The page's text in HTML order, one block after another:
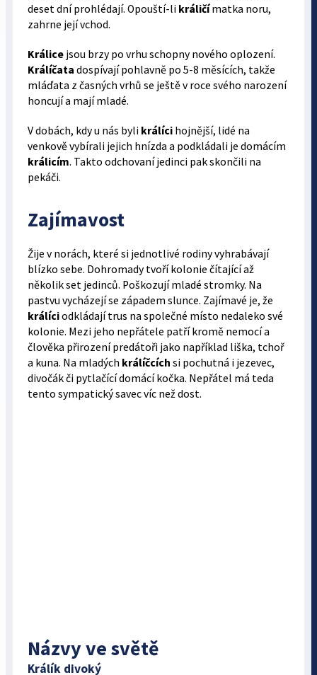
deset dní prohlédají. Opouští-li králičímatka noru,
zahrne její vchod.
Králicejsou brzy po vrhu schopny nového oplození.
Králíčata dospívají pohlavně po 5-8 měsících, takže
mláďata z časných vrhů se ještě v roce svého narození
honcují a mají mladé.
V dobách, kdy u nás byli králícihojnější, lidé na
venkově vybírali jejich hnízda a podkládali je domácím
králicím. Takto odchovaní jedinci pak skončili na
pekáči.
Zajímavost
Žije v norách, které si jednotlivé rodiny vyhrabávají
blízko sebe. Dohromady tvoří kolonie čítající až
několik set jedinců. Poškozují mladé stromky. Na
pastvu vycházejí se západem slunce. Zajímavé je, že
králíciodkládají trus na společné místo nedaleko své
kolonie. Mezi jeho nepřátele patří kromě nemocí a
člověka přirození predátoři jako například liška, tchoř
a kuna. Na mladých králíčcích si pochutná i jezevec,
divočák či pytlačící domácí kočka. Nepřátel má teda
tento sympatický savec víc než dost.
Názvy ve světě
Králík divoký